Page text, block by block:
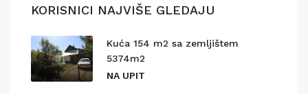
KORISNICI NAJVIŠE GLEDAJU
Kuća 154 m2 sa zemljištem
5374m2
NA UPIT